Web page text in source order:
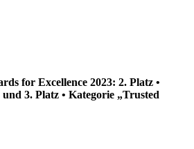
for Excellence 2023: 2. Platz •
3. Platz • Kategorie „Trusted